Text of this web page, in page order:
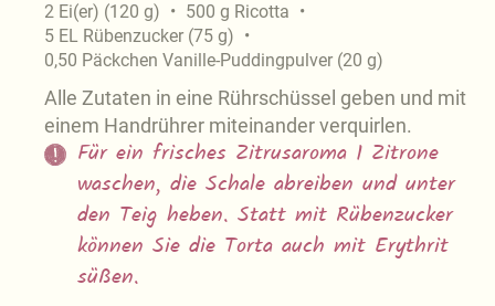
2 Ei(er) (120 g) 500 g Ricotta
5 EL Rübenzucker (75 g)
0,50 Päckchen Vanille-Puddingpulver (20 g)
Alle Zutaten in eine Rührschüssel geben und mit
einem Handrührer miteinander verquirlen.
Für ein frisches Zitrusaroma 1 Zitrone
waschen, die Schale abreiben und unter
den Teig heben. Statt mit Rübenzucker
können Sie die Torta auch mit Erythrit
süßen.